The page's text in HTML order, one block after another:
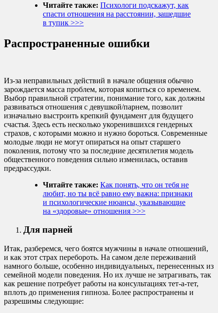
Читайте также: Психологи подскажут, как
спасти отношения на расстоянии, зашедшие
в тупик >>>
Распространенные ошибки
Из-за неправильных действий в начале общения обычно
зарождается масса проблем, которая копиться со временем.
Выбор правильной стратегии, понимание того, как должны
развиваться отношения с девушкой/парнем, позволит
изначально выстроить крепкий фундамент для будущего
счастья. Здесь есть несколько укоренившихся гендерных
страхов, с которыми можно и нужно бороться. Современные
молодые люди не могут опираться на опыт старшего
поколения, потому что за последние десятилетия модель
общественного поведения сильно изменилась, оставив
предрассудки.
Читайте также: Как понять, что он тебя не
любит, но ты всё равно ему важна: признаки
и психологические нюансы, указывающие
на «здоровые» отношения >>>
Для парней
Итак, разберемся, чего боятся мужчины в начале отношений,
и как этот страх перебороть. На самом деле переживаний
намного больше, особенно индивидуальных, перенесенных из
семейной модели поведения. Но их лучше не затрагивать, так
как решение потребует работы на консультациях тет-а-тет,
вплоть до применения гипноза. Более распространены и
разрешимы следующие: